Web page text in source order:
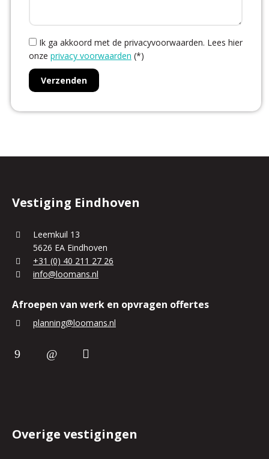
Ik ga akkoord met de privacyvoorwaarden. Lees hier
onze privacy voorwaarden (*)
Vestiging Eindhoven
Leemkuil 13
5626 EA Eindhoven
+31 (0) 40 211 27 26
info@loomans.nl
Afroepen van werk en opvragen offertes
planning@loomans.nl
Overige vestigingen